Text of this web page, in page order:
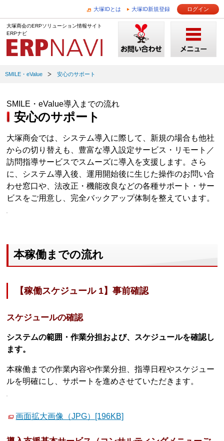
大塚IDとは 大塚ID新規登録 ログイン
大塚商会のERPソリューション情報サイト
ERPナビ
SMILE・eValue 安心のサポート
SMILE・eValue導入までの流れ
安心のサポート
大塚商会では、システム導入に際して、新規の場合も他社
からの切り替えも、豊富な導入設定サービス・リモート／
訪問指導サービスでスムーズに導入を支援します。さら
に、システム導入後、運用開始後に生じた操作のお問い合
わせ窓口や、法改正・機能改良などの各種サポート・サー
ビスをご用意し、完全バックアップ体制を整えています。
本稼働までの流れ
【稼働スケジュール 1】事前確認
スケジュールの確認
システムの範囲・作業分担および、スケジュールを確認し
ます。
本稼働までの作業内容や作業分担、指導日程やスケジュー
ルを明確にし、サポートを進めさせていただきます。
画面拡大画像（JPG）[196KB]